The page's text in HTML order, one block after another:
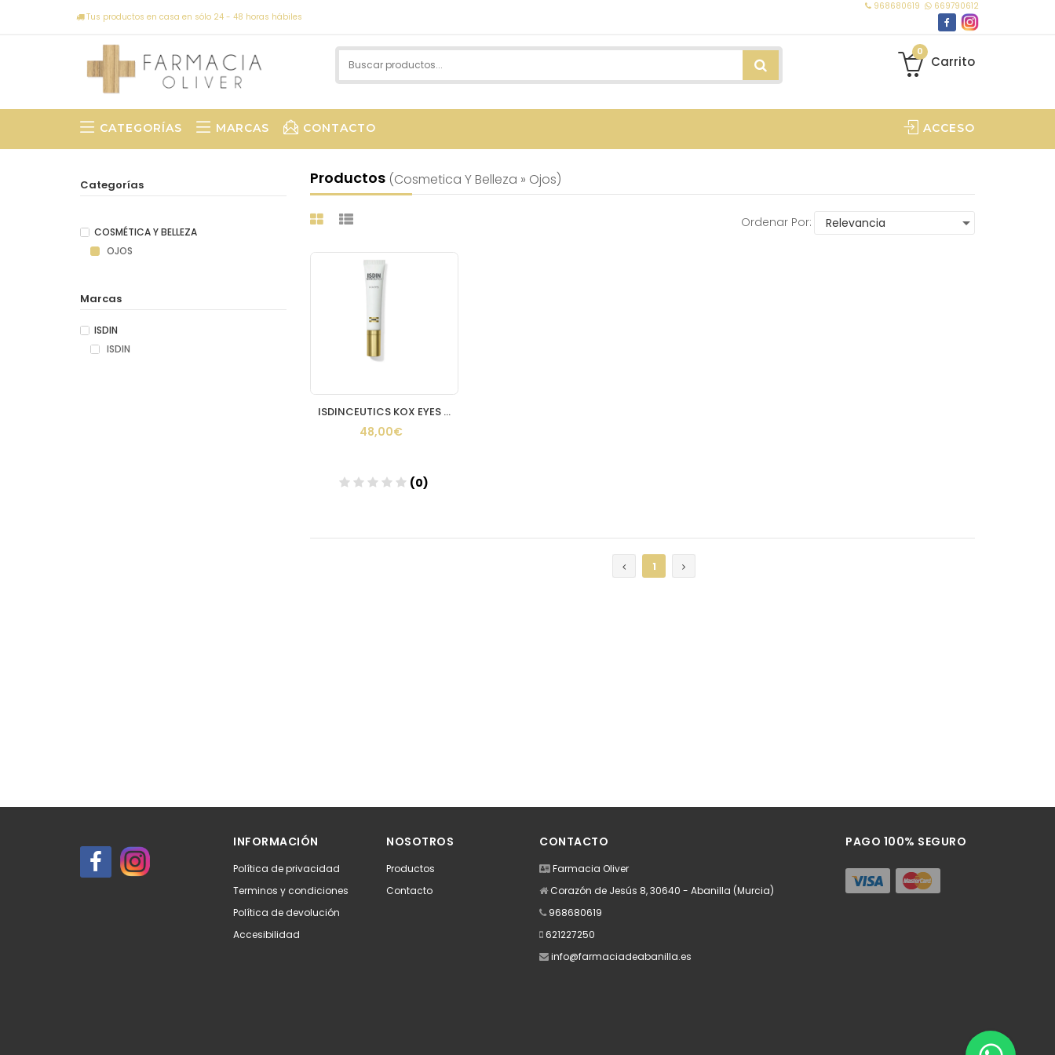
Tus productos en casa en sólo 24 - 48 horas hábiles
968680619 669790612
0
Carrito
CATEGORÍAS MARCAS CONTACTO ACCESO
Productos (cosmetica Y Belleza » Ojos)
Ordenar Por:
ISDINCEUTICS KOX EYES 15 ML.
48,00€
(0)
1
Categorías
COSMÉTICA Y BELLEZA
OJOS
Marcas
ISDIN
ISDIN
INFORMACIÓN
Política de privacidad
Terminos y condiciones
Política de devolución
Accesibilidad
NOSOTROS
Productos
Contacto
CONTACTO
Farmacia Oliver
Corazón de Jesús 8, 30640 - Abanilla (Murcia)
968680619
621227250
info@farmaciadeabanilla.es
PAGO 100% SEGURO